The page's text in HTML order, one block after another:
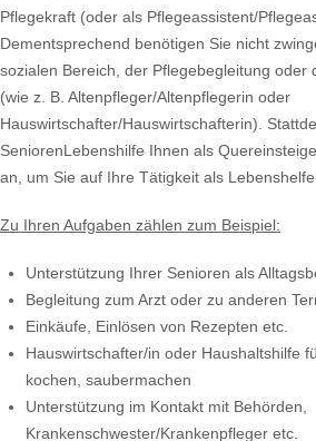
Pflegekraft (oder als Pflegeassistent/
Dementsprechend benötigen Sie nicht
sozialen Bereich, der Pflegebegleitung oder
(wie z. B. Altenpfleger/Altenpflegerin oder
Hauswirtschafter/Hauswirtschafterin).
SeniorenLebenshilfe Ihnen als
an, um Sie auf Ihre Tätigkeit als
Zu Ihren Aufgaben zählen zum Beispiel:
Unterstützung Ihrer Senioren als
Begleitung zum Arzt oder zu anderen
Einkäufe, Einlösen von Rezepten etc.
Hauswirtschafter/in oder Haushaltshilfe
kochen, saubermachen
Unterstützung im Kontakt mit Behörden,
Krankenschwester/Krankenpfleger etc.